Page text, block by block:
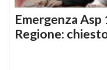
Emergenza
Regione: